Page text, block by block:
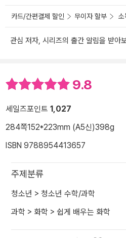
카드/간편결제 할인 무이자 할부
관심 저자, 시리즈의 출간 알림을 받아
9.8
세일즈포인트 1,027
284쪽152*223mm (A5신)398g
ISBN 9788954413657
주제분류
청소년 > 청소년 수학/과학
과학 > 화학 > 쉽게 배우는 화학